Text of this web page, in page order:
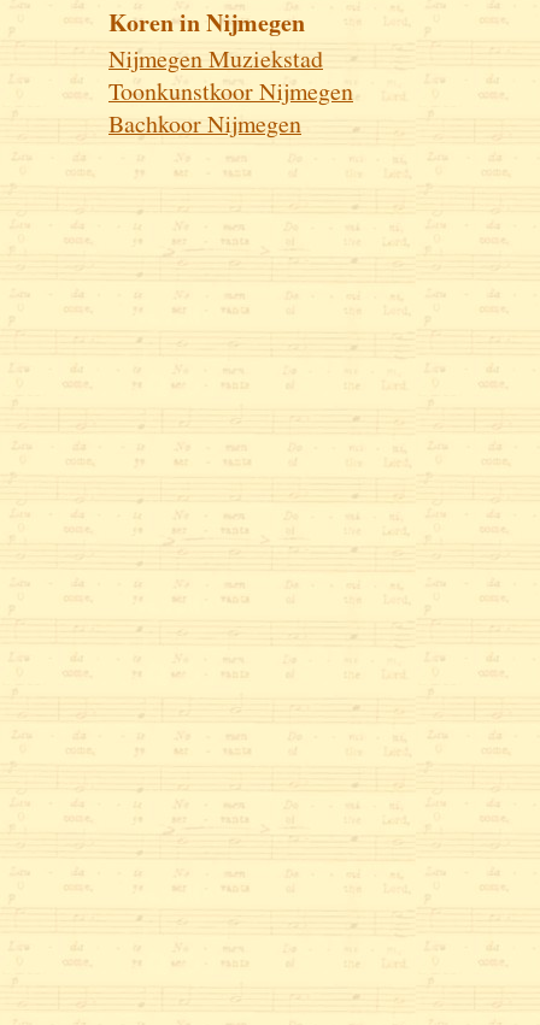
Koren in Nijmegen
Nijmegen Muziekstad
Toonkunstkoor Nijmegen
Bachkoor Nijmegen